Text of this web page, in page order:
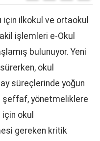
için ilkokul ve ortaokul
işlemleri e-Okul
bulunuyor. Yeni
okul
süreçlerinde yoğun
şeffaf, yönetmeliklere
okul
gereken kritik